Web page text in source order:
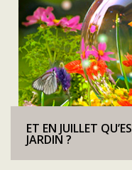
ET EN JUILLET
JARDIN ?